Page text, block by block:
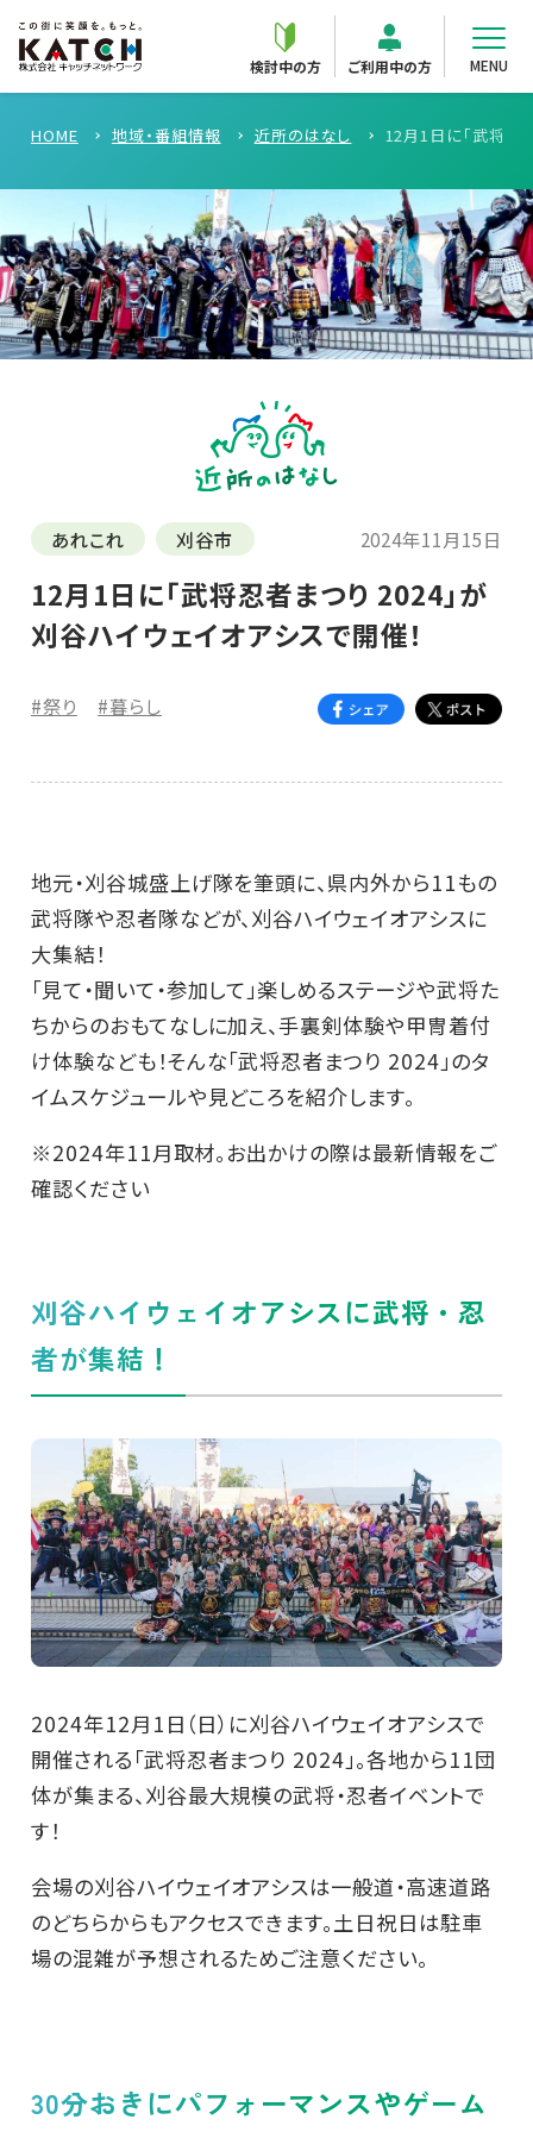
検討中の方 ご利用中の方 MENU
HOME 地域・番組情報 近所のはなし 12月1日に「武将忍
あれこれ 刈谷市 2024年11月15日
12月1日に「武将忍者まつり 2024」が
刈谷ハイウェイオアシスで開催！
#祭り #暮らし
地元・刈谷城盛上げ隊を筆頭に、県内外から11もの
武将隊や忍者隊などが、刈谷ハイウェイオアシスに
大集結！
「見て・聞いて・参加して」楽しめるステージや武将た
ちからのおもてなしに加え、手裏剣体験や甲冑着付
け体験なども！そんな「武将忍者まつり 2024」のタ
イムスケジュールや見どころを紹介します。
※2024年11月取材。お出かけの際は最新情報をご
確認ください
刈谷ハイウェイオアシスに武将・忍
者が集結！
2024年12月1日（日）に刈谷ハイウェイオアシスで
開催される「武将忍者まつり 2024」。各地から11団
体が集まる、刈谷最大規模の武将・忍者イベントで
す！
会場の刈谷ハイウェイオアシスは一般道・高速道路
のどちらからもアクセスできます。土日祝日は駐車
場の混雑が予想されるためご注意ください。
30分おきにパフォーマンスやゲーム